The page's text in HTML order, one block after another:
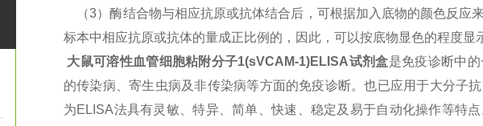
（3）酶结合物与相应抗原或抗体结合后，可根据加入底物的颜色反应
标本中相应抗原或抗体的量成正比例的，因此，可以按底物显色的程度显
大鼠可溶性血管细胞粘附分子1(sVCAM-1)ELISA试剂盒是免疫诊断中
的传染病、寄生虫病及非传染病等方面的免疫诊断。也已应用于大分子
为ELISA法具有灵敏、特异、简单、快速、稳定及易于自动化操作等特